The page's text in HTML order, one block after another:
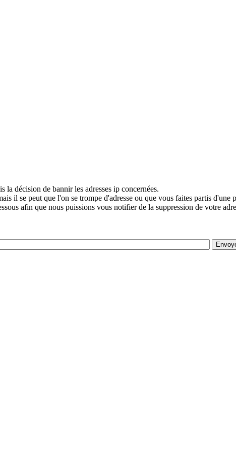
la décision de bannir les adresses ip concernées.
il se peut que l'on se trompe d'adresse ou que vous faites partis d'une
afin que nous puissions vous notifier de la suppression de votre